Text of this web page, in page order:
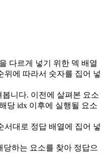
다르게 넣기 위한 덱 배열
위에 따라서 숫자를 집어 넣
니다. 이전에 살펴본 요소
당 idx 이후에 실행될 요소
서대로 정답 배열에 집어 넣
당하는 요소를 찾아 정답으